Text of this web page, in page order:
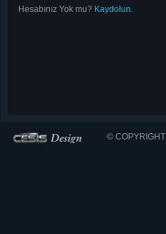
Hesabınız Yok mu? Kaydolun.
© COPYRIGHT